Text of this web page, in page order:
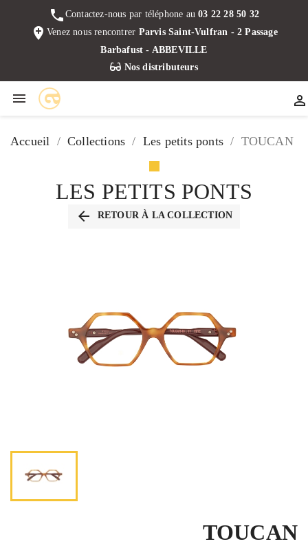
phone Contactez-nous par téléphone au03 22 28 50 32
add_locationVenez nous rencontrer Parvis Saint-Vulfran - 2 Passage
Barbafust - ABBEVILLE
Nos distributeurs
 
Accueil Collections Les petits ponts TOUCAN
LES PETITS PONTS
arrow_back RETOUR À LA COLLECTION
TOUCAN